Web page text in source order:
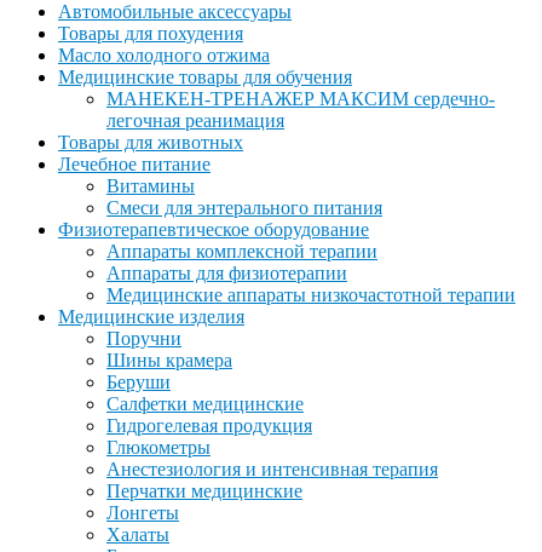
Автомобильные аксессуары
Товары для похудения
Масло холодного отжима
Медицинские товары для обучения
МАНЕКЕН-ТРЕНАЖЕР МАКСИМ сердечно-
легочная реанимация
Товары для животных
Лечебное питание
Витамины
Смеси для энтерального питания
Физиотерапевтическое оборудование
Аппараты комплексной терапии
Аппараты для физиотерапии
Медицинские аппараты низкочастотной терапии
Медицинские изделия
Поручни
Шины крамера
Беруши
Салфетки медицинские
Гидрогелевая продукция
Глюкометры
Анестезиология и интенсивная терапия
Перчатки медицинские
Лонгеты
Халаты